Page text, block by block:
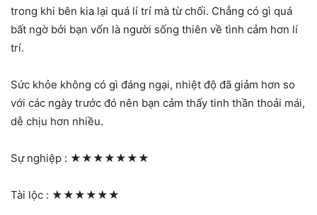
trong khi bên kia lại quá lí trí mà từ chối. Chẳng có gì quá
bất ngờ bởi bạn vốn là người sống thiên về tình cảm hơn lí
trí.
Sức khỏe không có gì đáng ngại, nhiệt độ đã giảm hơn so
với các ngày trước đó nên bạn cảm thấy tinh thần thoải mái,
dễ chịu hơn nhiều.
Sự nghiệp : ★★★★★★★
Tài lộc : ★★★★★★